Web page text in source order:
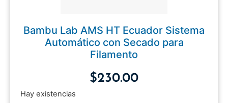
Bambu Lab AMS HT Ecuador Sistema
Automático con Secado para
Filamento
$230.00
Hay existencias